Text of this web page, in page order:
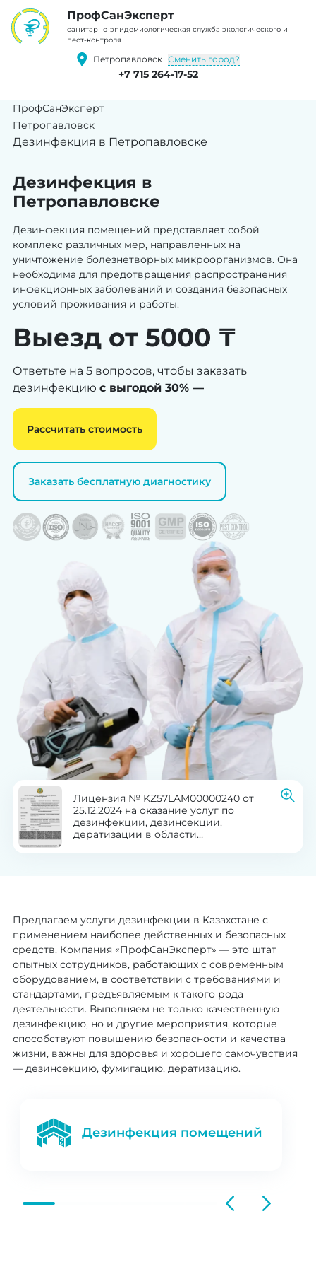
ПрофCанЭксперт
cанитарно-эпидемиологическая служба экологического и
пест-контроля
Петропавловск Сменить город?
+7 715 264-17-52
ПрофСанЭксперт
Петропавловск
Дезинфекция в Петропавловске
Дезинфекция в
Петропавловске
Дезинфекция помещений представляет собой
комплекс различных мер, направленных на
уничтожение болезнетворных микроорганизмов. Она
необходима для предотвращения распространения
инфекционных заболеваний и создания безопасных
условий проживания и работы.
Выезд от 5000 ₸
Ответьте на 5 вопросов, чтобы заказать
дезинфекцию с выгодой 30% —
Рассчитать стоимость
Заказать бесплатную диагностику
Лицензия № KZ57LAM00000240 от
25.12.2024 на оказание услуг по
дезинфекции, дезинсекции,
дератизации в области
Предлагаем услуги дезинфекции в Казахстане с
применением наиболее действенных и безопасных
средств. Компания «ПрофСанЭксперт» — это штат
опытных сотрудников, работающих с современным
оборудованием, в соответствии с требованиями и
стандартами, предъявляемым к такого рода
деятельности. Выполняем не только качественную
дезинфекцию, но и другие мероприятия, которые
способствуют повышению безопасности и качества
жизни, важны для здоровья и хорошего самочувствия
— дезинсекцию, фумигацию, дератизацию.
Дезинфекция помещений